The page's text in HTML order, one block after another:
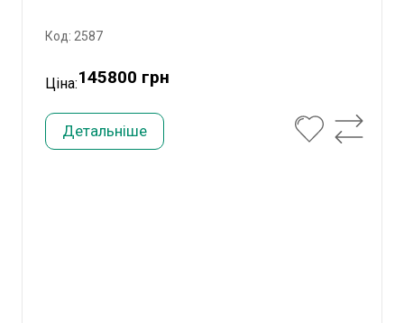
Код: 2587
Ціна:145800 грн
Детальніше